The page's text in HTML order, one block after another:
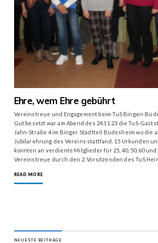
Ehre, wem Ehre gebührt
Vereinstreue und Engagement beim TuS Bingen-
Gut besetzt war am Abend des 24.11.23 die TuS-
Jahn-Straße 4 im Binger Stadtteil Büdesheim wo die
Jubilarehrung des Vereins stattfand. 15 Urkunden
konnten an verdiente Mitglieder für 25, 40, 50, 60 und
Vereinstreue durch den 2. Vorsitzenden des TuS
READ MORE
NEUESTE BEITRÄGE